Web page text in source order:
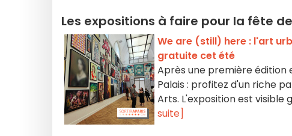
Les expositions à faire pour la fête
We are (still) here : l'art
gratuite cet été
Après une première édition
Palais : profitez d'un riche
Arts. L'exposition est visible
suite]